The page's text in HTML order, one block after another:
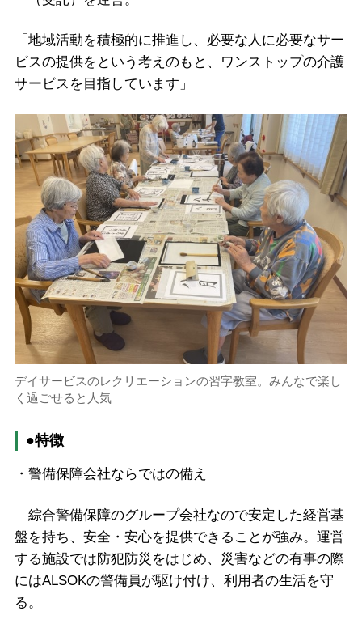
「地域活動を積極的に推進し、必要な人に必要なサー
ビスの提供をという考えのもと、ワンストップの介護
サービスを目指しています」
デイサービスのレクリエーションの習字教室。みんなで楽し
く過ごせると人気
●特徴
・警備保障会社ならではの備え
綜合警備保障のグループ会社なので安定した経営基
盤を持ち、安全・安心を提供できることが強み。運営
する施設では防犯防災をはじめ、災害などの有事の際
にはALSOKの警備員が駆け付け、利用者の生活を守
る。